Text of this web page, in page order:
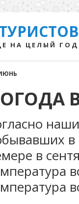
НА ЦЕЛЫЙ ГОД
в
в